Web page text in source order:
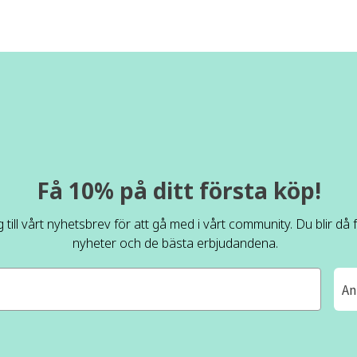
Få 10% på ditt första köp!
till vårt nyhetsbrev för att gå med i vårt community. Du blir då
nyheter och de bästa erbjudandena.